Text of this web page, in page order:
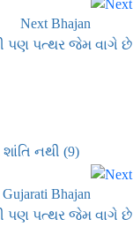
Next Bhajan
પત્થર જેમ વાગે છે
નથી (9)
Bhajan
પત્થર જેમ વાગે છે